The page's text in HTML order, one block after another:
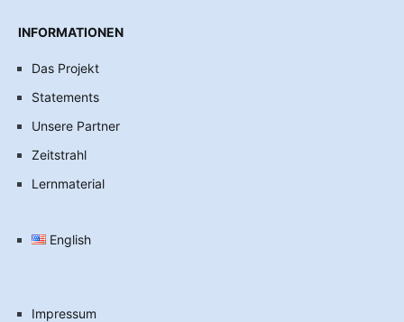
INFORMATIONEN
Das Projekt
Statements
Unsere Partner
Zeitstrahl
Lernmaterial
English
Impressum